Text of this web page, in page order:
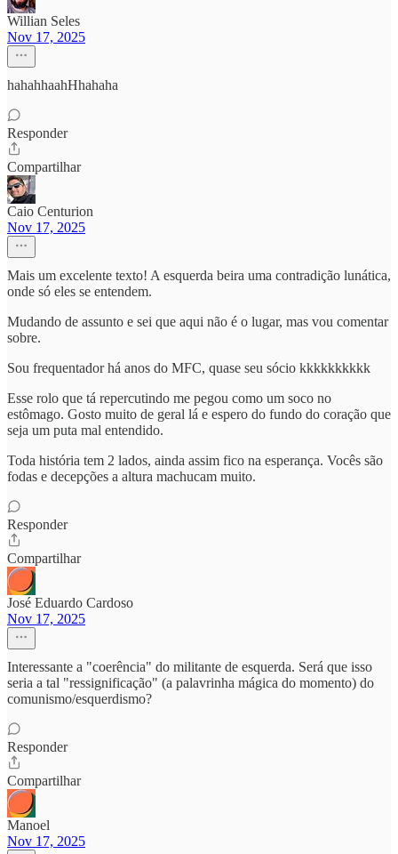
Willian Seles
Nov 17, 2025
hahahhaahHhahaha
Responder
Compartilhar
Caio Centurion
Nov 17, 2025
Mais um excelente texto! A esquerda beira uma contradição lunática,
onde só eles se entendem.
Mudando de assunto e sei que aqui não é o lugar, mas vou comentar
sobre.
Sou frequentador há anos do MFC, quase seu sócio kkkkkkkkkk
Esse rolo que tá repercutindo me pegou como um soco no
estômago. Gosto muito de geral lá e espero do fundo do coração que
seja um puta mal entendido.
Toda história tem 2 lados, ainda assim fico na esperança. Vocês são
fodas e decepções a altura machucam muito.
Responder
Compartilhar
José Eduardo Cardoso
Nov 17, 2025
Interessante a "coerência" do militante de esquerda. Será que isso
seria a tal "ressignificação" (a palavrinha mágica do momento) do
comunismo/esquerdismo?
Responder
Compartilhar
Manoel
Nov 17, 2025